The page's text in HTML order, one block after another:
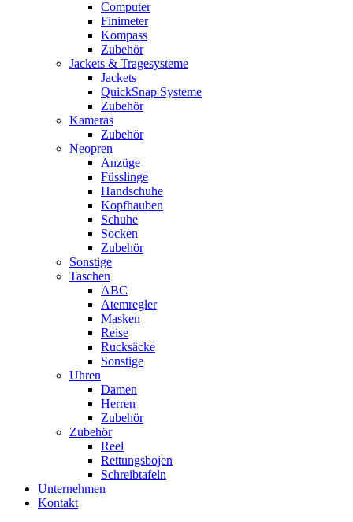
Computer
Finimeter
Kompass
Zubehör
Jackets & Tragesysteme
Jackets
QuickSnap Systeme
Zubehör
Kameras
Zubehör
Neopren
Anzüge
Füsslinge
Handschuhe
Kopfhauben
Schuhe
Socken
Zubehör
Sonstige
Taschen
ABC
Atemregler
Masken
Reise
Rucksäcke
Sonstige
Uhren
Damen
Herren
Zubehör
Zubehör
Reel
Rettungsbojen
Schreibtafeln
Unternehmen
Kontakt